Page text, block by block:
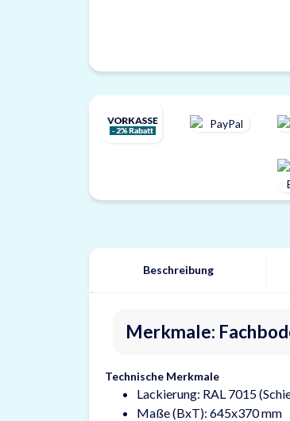
Beschreibung
Merkmale:
Technische Merkmale
Lackierung: RAL 7015
Maße (BxT): 645x370 mm